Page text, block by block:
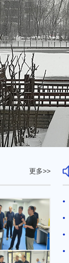
更多>>